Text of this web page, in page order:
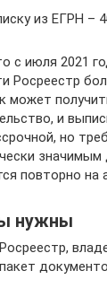
из ЕГРН –
с июля 2021
Росреестр
может
и
но
значимым
повторно на
нужны